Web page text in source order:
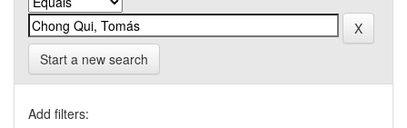
Start a new search
Add filters: